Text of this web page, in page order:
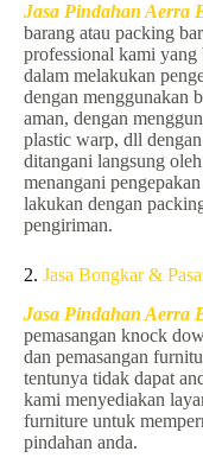
Jasa Pindahan Aerra
barang atau packing
professional kami
dalam melakukan
dengan menggunakan
aman, dengan
plastic warp, dll
ditangani langsung
menangani
lakukan dengan
pengiriman.
2. Jasa Bongkar &
Jasa Pindahan Aerra
pemasangan knock
dan pemasangan
tentunya tidak dapat
kami menyediakan
furniture untuk
pindahan anda.